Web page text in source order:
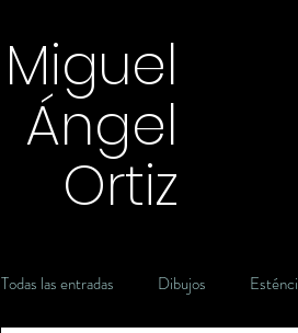
Miguel
Ángel
Ortiz
Todas las entradas Dibujos